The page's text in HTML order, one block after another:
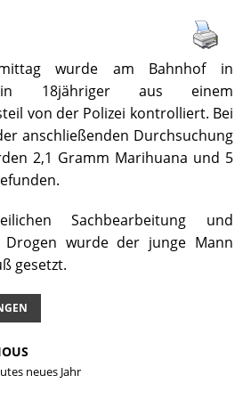
wurde am Bahnhof in
18jähriger aus einem
von der Polizei kontrolliert. Bei
anschließenden Durchsuchung
2,1 Gramm Marihuana und 5
Sachbearbeitung und
Drogen wurde der junge Mann
gesetzt.
neues Jahr